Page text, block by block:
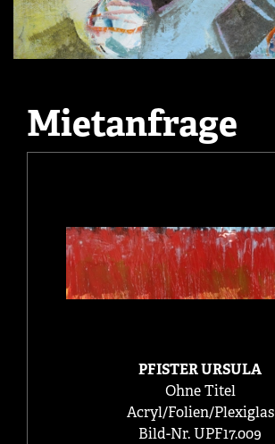
Mietanfrage
PFISTER URSULA
Ohne Titel
Acryl/Folien/Plexiglas
Bild-Nr. UPF17.009